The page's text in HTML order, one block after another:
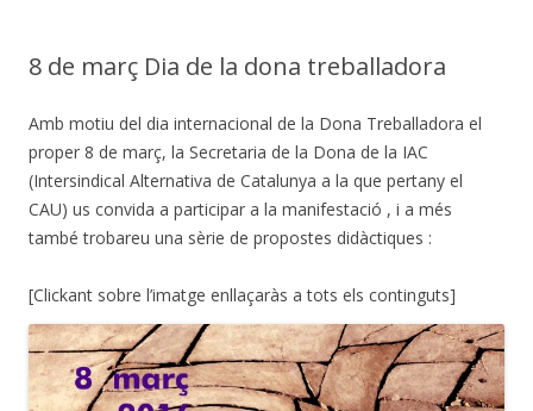
8 de març Dia de la dona treballadora
Amb motiu del dia internacional de la Dona Treballadora el
proper 8 de març, la Secretaria de la Dona de la IAC
(Intersindical Alternativa de Catalunya a la que pertany el
CAU) us convida a participar a la manifestació , i a més
també trobareu una sèrie de propostes didàctiques :
[Clickant sobre l’imatge enllaçaràs a tots els continguts]